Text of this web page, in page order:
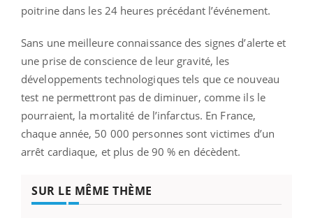
poitrine dans les 24 heures précédant l’événement.
Sans une meilleure connaissance des signes d’alerte et
une prise de conscience de leur gravité, les
développements technologiques tels que ce nouveau
test ne permettront pas de diminuer, comme ils le
pourraient, la mortalité de l’infarctus. En France,
chaque année, 50 000 personnes sont victimes d’un
arrêt cardiaque, et plus de 90 % en décèdent.
SUR LE MÊME THÈME